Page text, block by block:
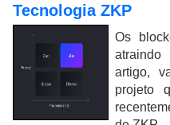
Tecnologia ZKP
Os
atraindo
artigo,
projeto